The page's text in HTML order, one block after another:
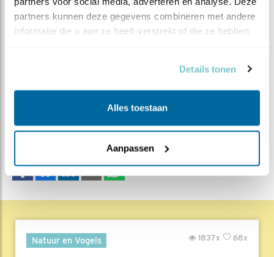
partners kunnen deze gegevens combineren met andere
informatie die u aan ze heeft verstrekt of die ze hebben
Details tonen
Alles toestaan
Aanpassen
Vind ik leuk
Bewaar deze blog
Lente blogs
Natuur en Vogels 68x
1837x